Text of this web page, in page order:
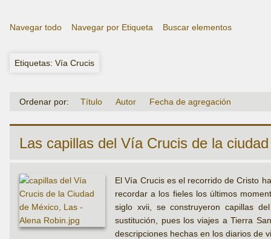
Navegar todo Navegar por Etiqueta Buscar elementos
Etiquetas: Vía Crucis
Ordenar por: Título Autor Fecha de agregación
Las capillas del Vía Crucis de la
El Vía Crucis es el recorrido de Cristo
recordar a los fieles los últimos
siglo xvii, se construyeron capillas
sustitución, pues los viajes a Tierra
descripciones hechas en los diarios de